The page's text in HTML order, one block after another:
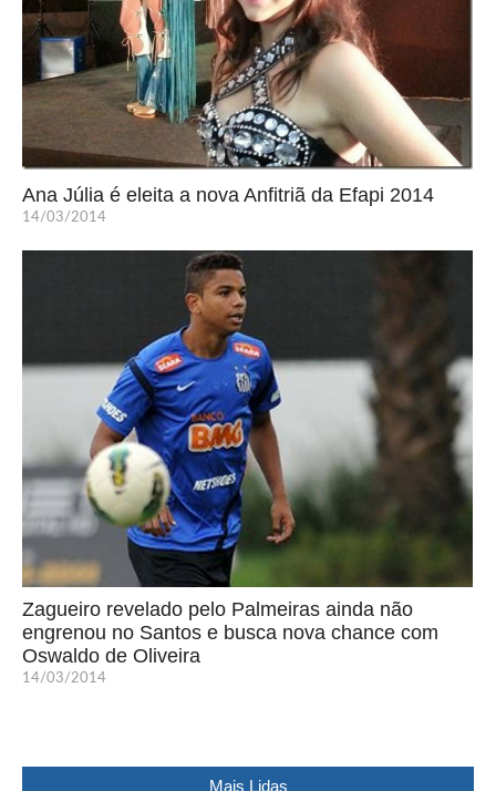
Ana Júlia é eleita a nova Anfitriã da Efapi 2014
14/03/2014
Zagueiro revelado pelo Palmeiras ainda não
engrenou no Santos e busca nova chance com
Oswaldo de Oliveira
14/03/2014
Mais Lidas